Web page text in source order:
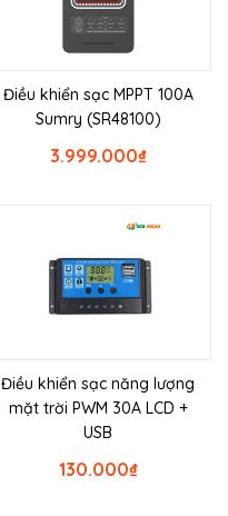
Điều khiển sạc MPPT 100A
Sumry (SR48100)
₫
3.999.000
Điều khiển sạc năng lượng
mặt trời PWM 30A LCD +
USB
₫
130.000